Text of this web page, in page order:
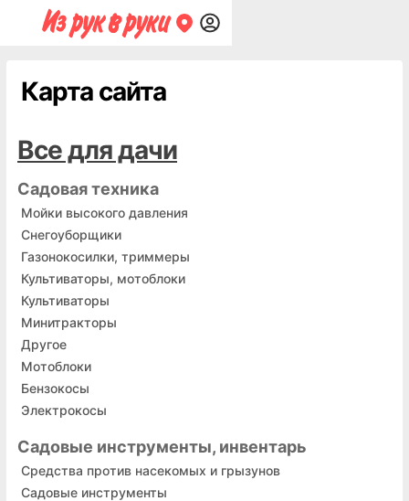
Карта сайта
Все для дачи
Садовая техника
Мойки высокого давления
Снегоуборщики
Газонокосилки, триммеры
Культиваторы, мотоблоки
Культиваторы
Минитракторы
Другое
Мотоблоки
Бензокосы
Электрокосы
Садовые инструменты, инвентарь
Средства против насекомых и грызунов
Садовые инструменты